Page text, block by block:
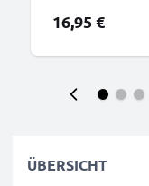
16,95 €
ÜBERSICHT